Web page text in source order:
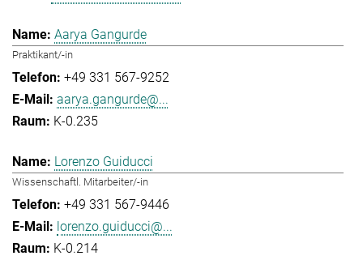
Aarya Gangurde
Praktikant/-in
+49 331 567-9252
aarya.gangurde@...
K-0.235
Lorenzo Guiducci
Wissenschaftl. Mitarbeiter/-in
+49 331 567-9446
lorenzo.guiducci@...
K-0.214